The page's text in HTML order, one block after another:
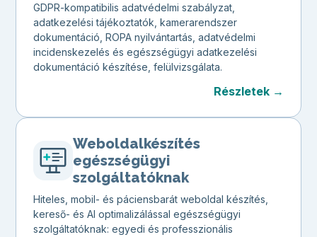
GDPR-kompatibilis adatvédelmi szabályzat,
adatkezelési tájékoztatók, kamerarendszer
dokumentáció, ROPA nyilvántartás, adatvédelmi
incidenskezelés és egészségügyi adatkezelési
dokumentáció készítése, felülvizsgálata.
Részletek →
Weboldalkészítés
egészségügyi
szolgáltatóknak
Hiteles, mobil- és páciensbarát weboldal készítés,
kereső- és AI optimalizálással egészségügyi
szolgáltatóknak: egyedi és professzionális